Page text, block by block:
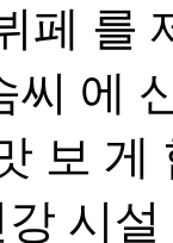
페 를
씨 에
보 게
시